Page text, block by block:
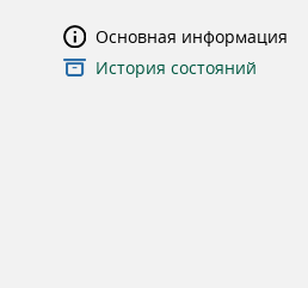
ы
з
Основная информация
История состояний